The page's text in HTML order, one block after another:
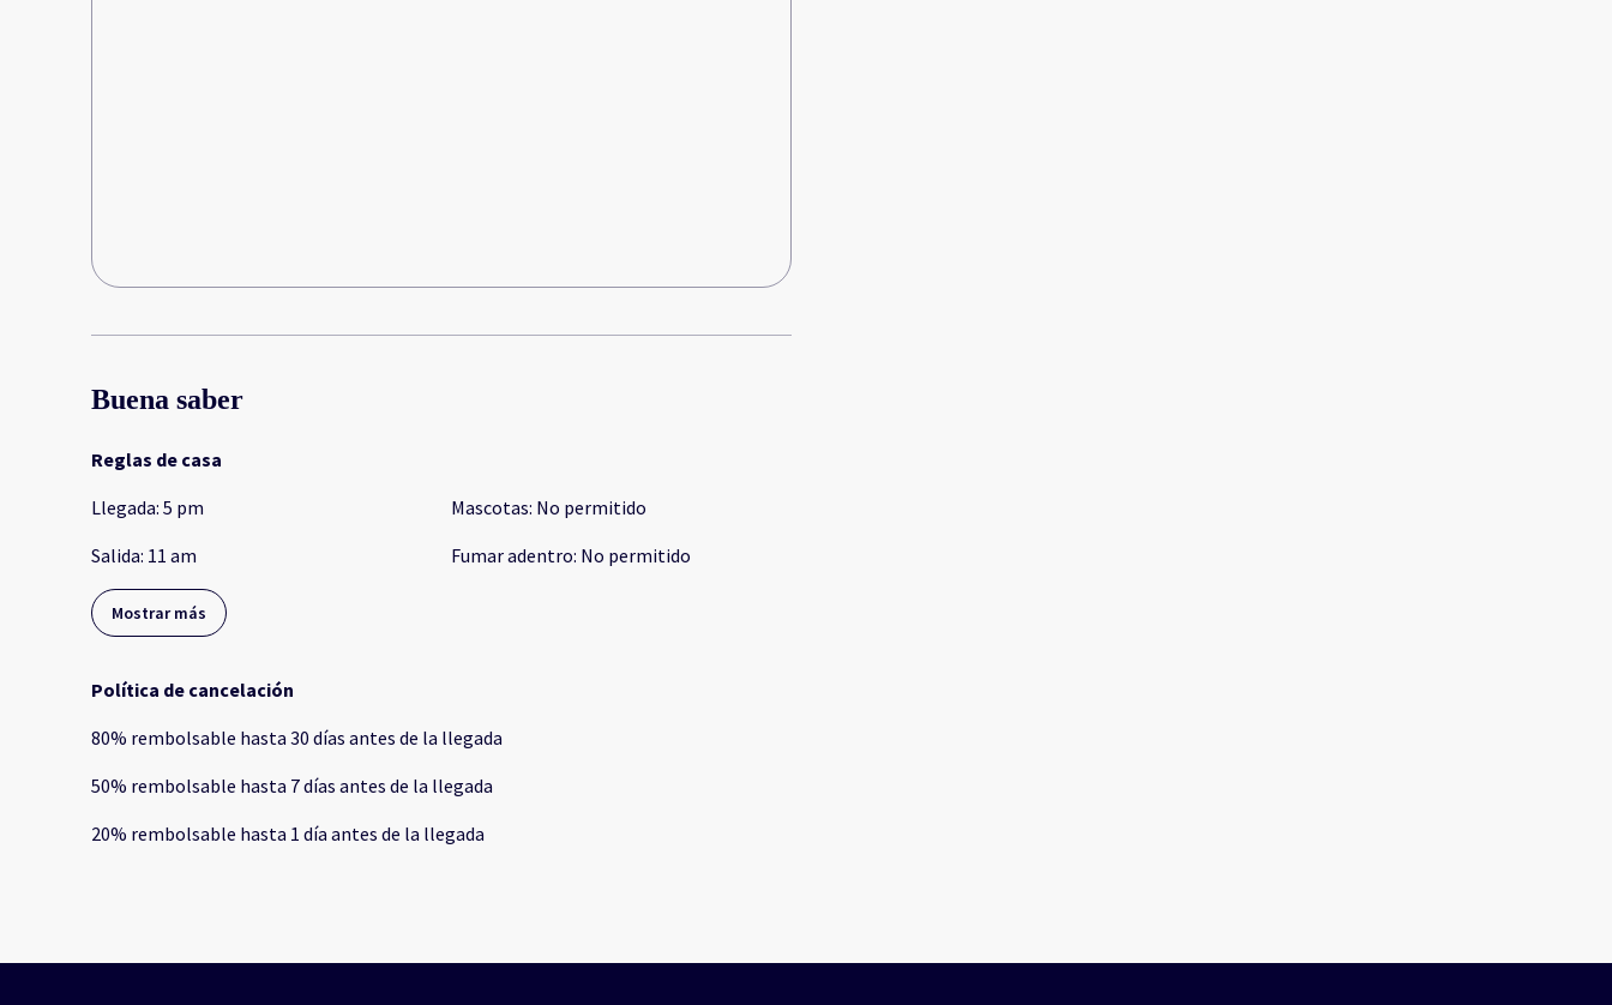
Buena saber
Reglas de casa
Llegada: 5 pm
Salida: 11 am
Mascotas: No permitido
Fumar adentro: No permitido
Mostrar más
Política de cancelación
80% rembolsable hasta 30 días antes de la llegada
50% rembolsable hasta 7 días antes de la llegada
20% rembolsable hasta 1 día antes de la llegada